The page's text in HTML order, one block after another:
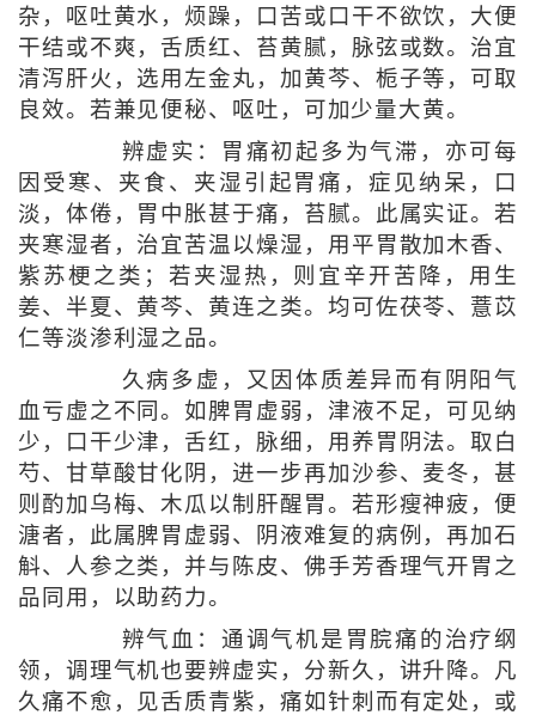
杂，呕吐黄水，烦躁，口苦或口干不欲饮，大便
干结或不爽，舌质红、苔黄腻，脉弦或数。治宜
清泻肝火，选用左金丸，加黄芩、栀子等，可取
良效。若兼见便秘、呕吐，可加少量大黄。
辨虚实：胃痛初起多为气滞，亦可每
因受寒、夹食、夹湿引起胃痛，症见纳呆，口
淡，体倦，胃中胀甚于痛，苔腻。此属实证。若
夹寒湿者，治宜苦温以燥湿，用平胃散加木香、
紫苏梗之类；若夹湿热，则宜辛开苦降，用生
姜、半夏、黄芩、黄连之类。均可佐茯苓、薏苡
仁等淡渗利湿之品。
久病多虚，又因体质差异而有阴阳气
血亏虚之不同。如脾胃虚弱，津液不足，可见纳
少，口干少津，舌红，脉细，用养胃阴法。取白
芍、甘草酸甘化阴，进一步再加沙参、麦冬，甚
则酌加乌梅、木瓜以制肝醒胃。若形瘦神疲，便
溏者，此属脾胃虚弱、阴液难复的病例，再加石
斛、人参之类，并与陈皮、佛手芳香理气开胃之
品同用，以助药力。
辨气血：通调气机是胃脘痛的治疗纲
领，调理气机也要辨虚实，分新久，讲升降。凡
久痛不愈，见舌质青紫，痛如针刺而有定处，或